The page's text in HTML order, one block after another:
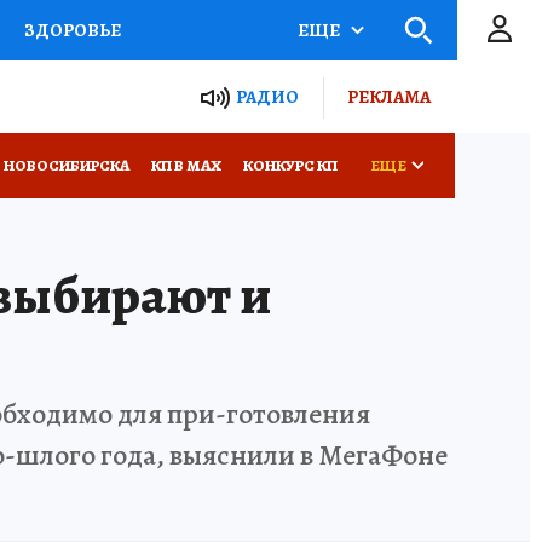
ЗДОРОВЬЕ
ВСЕ О КП
ЕЩЕ
РАДИО РЕКЛАМА
КП В МАХ КОНКУРС КП ЕЩЕ
и
для при-готовления
шлого года, выяснили в МегаФоне